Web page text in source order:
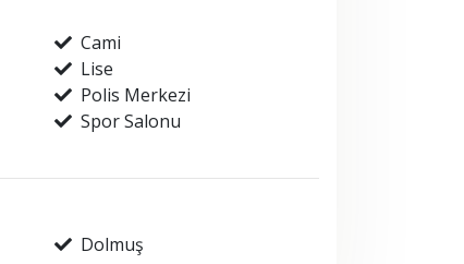
Cami
Lise
Polis Merkezi
Spor Salonu
Dolmuş